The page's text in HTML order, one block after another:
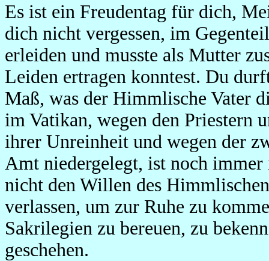
Es ist ein Freudentag für dich,
dich nicht vergessen, im
erleiden und musste als Mutter
Leiden ertragen konntest. Du
Maß, was der Himmlische Vater
im Vatikan, wegen den Priestern
ihrer Unreinheit und wegen der
Amt niedergelegt, ist noch
nicht den Willen des
verlassen, um zur Ruhe zu
Sakrilegien zu bereuen, zu
geschehen.